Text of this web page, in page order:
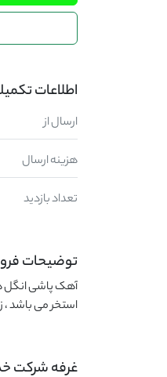
اطلاعات
ارسال از
هزینه ارسال
تعداد بازدید
توضیحات
استخر می باشد ،
غرفه شرکت